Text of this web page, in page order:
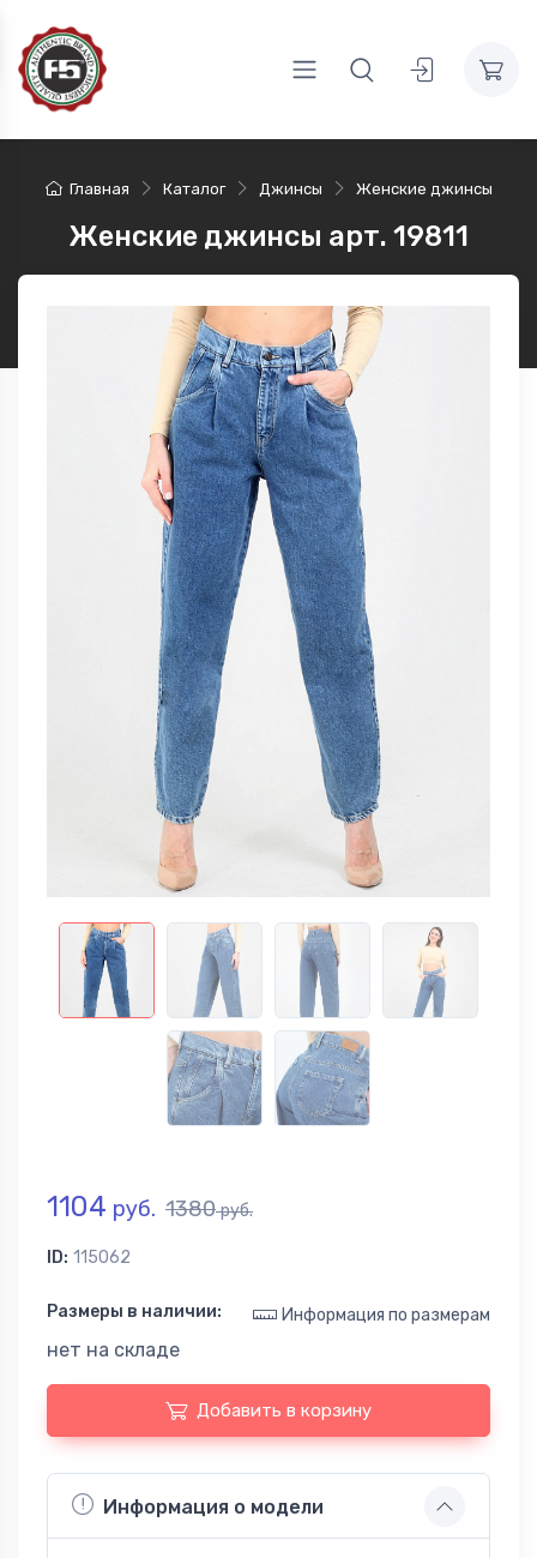
Главная Каталог Джинсы Женские джинсы
Женские джинсы арт. 19811
1104 руб. 1380руб.
ID: 115062
Размеры в наличии: Информация по размерам
нет на складе
Добавить в корзину
Информация о модели